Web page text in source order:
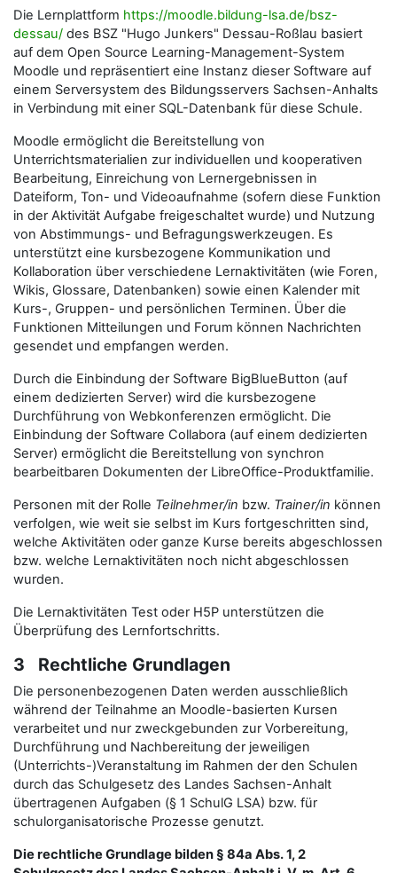
Die Lernplattform https://moodle.bildung-lsa.de/bsz-
dessau/ des BSZ "Hugo Junkers" Dessau-Roßlau basiert
auf dem Open Source Learning-Management-System
Moodle und repräsentiert eine Instanz dieser Software auf
einem Serversystem des Bildungsservers Sachsen-Anhalts
in Verbindung mit einer SQL-Datenbank für diese Schule.
Moodle ermöglicht die Bereitstellung von
Unterrichtsmaterialien zur individuellen und kooperativen
Bearbeitung, Einreichung von Lernergebnissen in
Dateiform, Ton- und Videoaufnahme (sofern diese Funktion
in der Aktivität Aufgabe freigeschaltet wurde) und Nutzung
von Abstimmungs- und Befragungswerkzeugen. Es
unterstützt eine kursbezogene Kommunikation und
Kollaboration über verschiedene Lernaktivitäten (wie Foren,
Wikis, Glossare, Datenbanken) sowie einen Kalender mit
Kurs-, Gruppen- und persönlichen Terminen. Über die
Funktionen Mitteilungen und Forum können Nachrichten
gesendet und empfangen werden.
Durch die Einbindung der Software BigBlueButton (auf
einem dedizierten Server) wird die kursbezogene
Durchführung von Webkonferenzen ermöglicht. Die
Einbindung der Software Collabora (auf einem dedizierten
Server) ermöglicht die Bereitstellung von synchron
bearbeitbaren Dokumenten der LibreOffice-Produktfamilie.
Personen mit der Rolle Teilnehmer/in bzw. Trainer/in können
verfolgen, wie weit sie selbst im Kurs fortgeschritten sind,
welche Aktivitäten oder ganze Kurse bereits abgeschlossen
bzw. welche Lernaktivitäten noch nicht abgeschlossen
wurden.
Die Lernaktivitäten Test oder H5P unterstützen die
Überprüfung des Lernfortschritts.
3 Rechtliche Grundlagen
Die personenbezogenen Daten werden ausschließlich
während der Teilnahme an Moodle-basierten Kursen
verarbeitet und nur zweckgebunden zur Vorbereitung,
Durchführung und Nachbereitung der jeweiligen
(Unterrichts-)Veranstaltung im Rahmen der den Schulen
durch das Schulgesetz des Landes Sachsen-Anhalt
übertragenen Aufgaben (§ 1 SchulG LSA) bzw. für
schulorganisatorische Prozesse genutzt.
Die rechtliche Grundlage bilden § 84a Abs. 1, 2